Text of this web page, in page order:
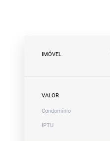
IMÓVEL
VALOR
Condomínio
IPTU